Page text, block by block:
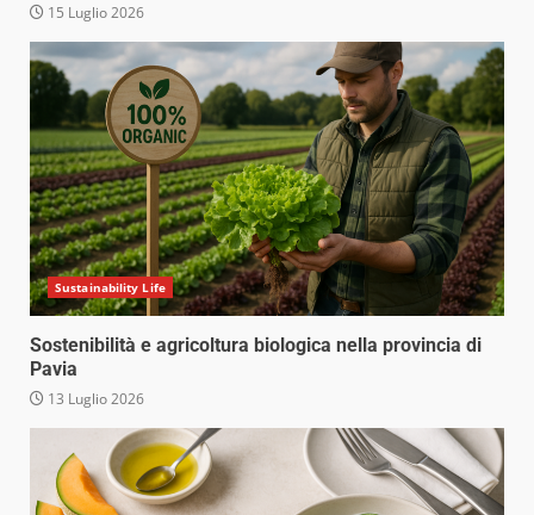
15 Luglio 2026
Sustainability Life
Sostenibilità e agricoltura biologica nella provincia di
Pavia
13 Luglio 2026